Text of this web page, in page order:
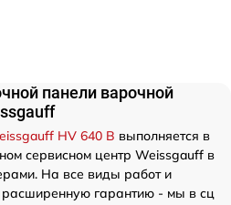
панели варочной
HV 640 B выполняется в
сервисном центр Weissgauff в
На все виды работ и
расширенную гарантию - мы в сц